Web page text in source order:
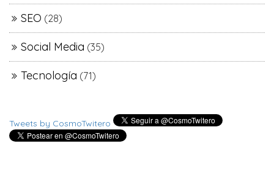
SEO (28)
Social Media (35)
Tecnología (71)
Tweets by CosmoTwitero